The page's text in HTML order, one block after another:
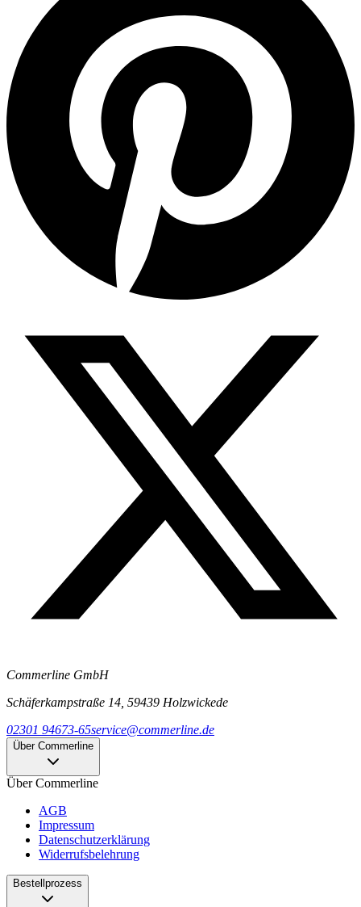
Commerline GmbH
Schäferkampstraße 14, 59439 Holzwickede
02301 94673-65service@commerline.de
Über Commerline
Über Commerline
AGB
Impressum
Datenschutzerklärung
Widerrufsbelehrung
Bestellprozess